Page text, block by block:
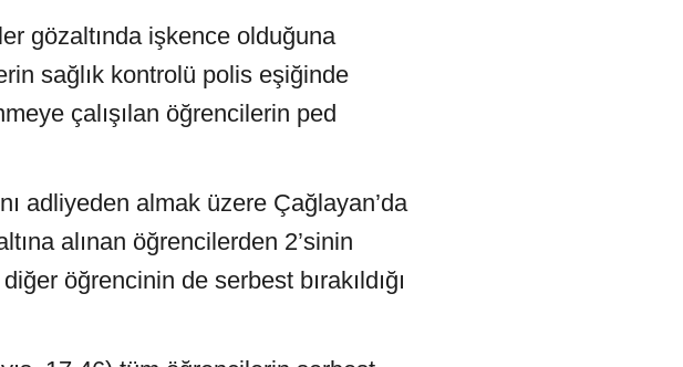
gözaltında işkence olduğuna
sağlık kontrolü polis eşiğinde
çalışılan öğrencilerin ped
adliyeden almak üzere Çağlayan’da
alınan öğrencilerden 2’sinin
öğrencinin de serbest bırakıldığı